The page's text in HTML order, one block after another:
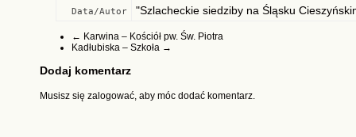
Data/Autor "Szlacheckie siedziby na Śląsku
← Karwina – Kościół pw. Św. Piotra
Kadłubiska – Szkoła →
Dodaj komentarz
Musisz się zalogować, aby móc dodać komentarz.